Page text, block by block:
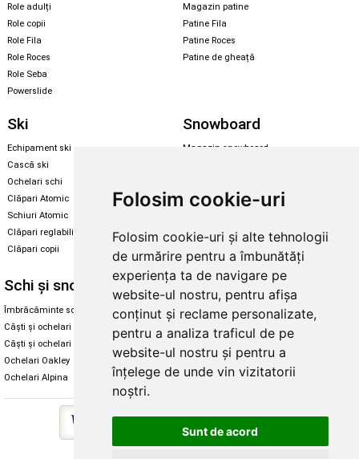
Folosim cookie-uri
Folosim cookie-uri și alte tehnologii
de urmărire pentru a îmbunătăți
experiența ta de navigare pe
website-ul nostru, pentru afișa
conținut și reclame personalizate,
pentru a analiza traficul de pe
website-ul nostru și pentru a
înțelege de unde vin vizitatorii
noștri.
Sunt de acord
Role adulți
Role copii
Role Fila
Role Roces
Role Seba
Powerslide
Magazin patine
Patine Fila
Patine Roces
Patine de gheață
Ski
Echipament ski
Cască ski
Ochelari schi
Clăpari Atomic
Schiuri Atomic
Clăpari reglabili
Clăpari copii
Snowboard
Magazin snowboard
Santa Cruz
Enuff Skateboards
Schi și snowboard
Îmbrăcăminte schi și snowboard
Căști și ochelari de iarnă
Căști și ochelari Alpina
Ochelari Oakley
Ochelari Alpina
Diverse
Cum aleg rolele
Cum aleg ochelarii
Ochelari de soare Oakley
Ochelari de soare Alpina
Intretinere manusi